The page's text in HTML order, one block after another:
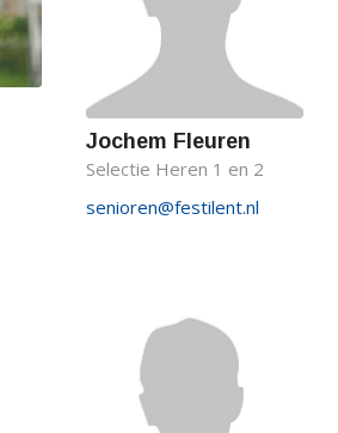
Jochem Fleuren
Selectie Heren 1 en 2
senioren@festilent.nl